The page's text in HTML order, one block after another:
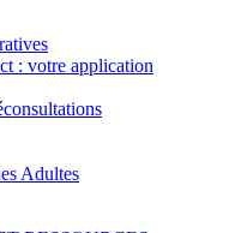
: votre application
Adultes